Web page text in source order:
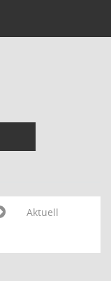
Aktuell